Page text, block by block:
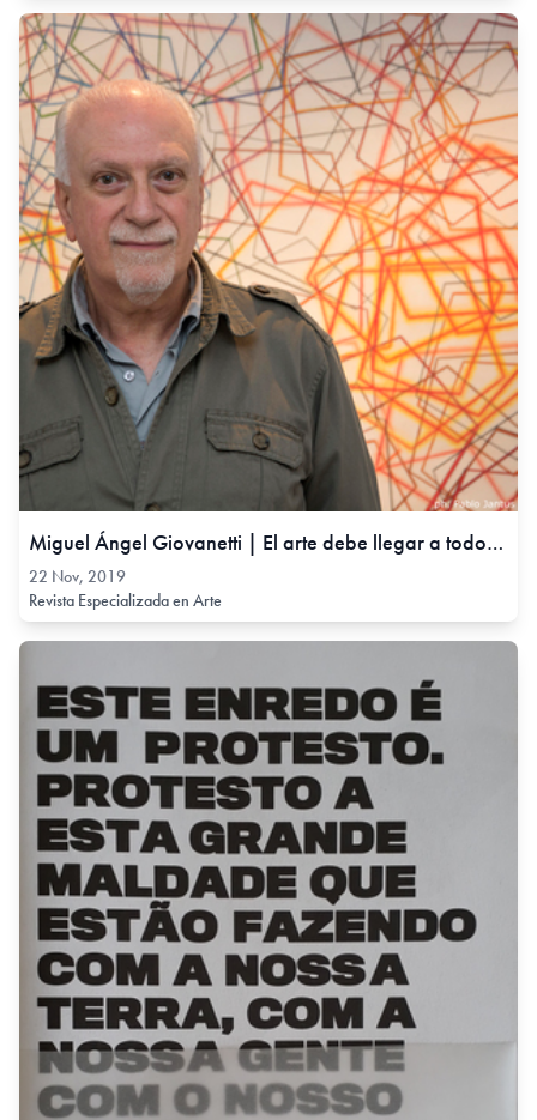
Miguel Ángel Giovanetti | El arte debe llegar a todos, 22 Nov, 2019
22 Nov, 2019
Revista Especializada en Arte